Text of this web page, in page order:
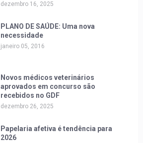
dezembro 16, 2025
PLANO DE SAÚDE: Uma nova
necessidade
janeiro 05, 2016
Novos médicos veterinários
aprovados em concurso são
recebidos no GDF
dezembro 26, 2025
Papelaria afetiva é tendência para
2026